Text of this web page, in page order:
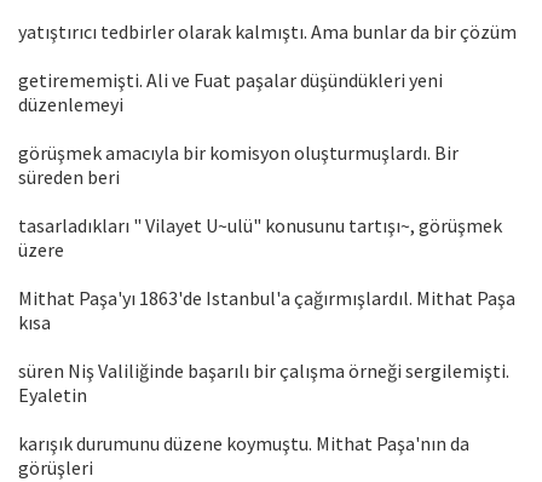
yatıştırıcı tedbirler olarak kalmıştı. Ama bunlar da bir çözüm
getirememişti. Ali ve Fuat paşalar düşündükleri yeni
düzenlemeyi
görüşmek amacıyla bir komisyon oluşturmuşlardı. Bir
süreden beri
tasarladıkları " Vilayet U~ulü" konusunu tartışı~, görüşmek
üzere
Mithat Paşa'yı 1863'de Istanbul'a çağırmışlardıl. Mithat Paşa
kısa
süren Niş Valiliğinde başarılı bir çalışma örneği sergilemişti.
Eyaletin
karışık durumunu düzene koymuştu. Mithat Paşa'nın da
görüşleri